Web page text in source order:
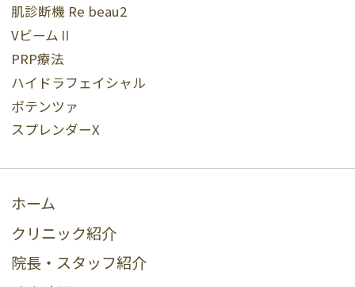
肌診断機 Re beau2
VビームⅡ
PRP療法
ハイドラフェイシャル
ポテンツァ
スプレンダーX
ホーム
クリニック紹介
院長・スタッフ紹介